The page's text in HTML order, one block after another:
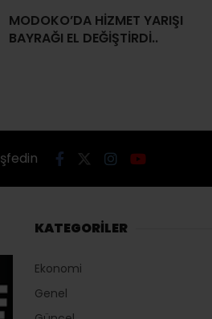
MODOKO’DA HİZMET YARIŞI
BAYRAĞI EL DEĞİŞTİRDİ..
KATEGORİLER
Ekonomi
Genel